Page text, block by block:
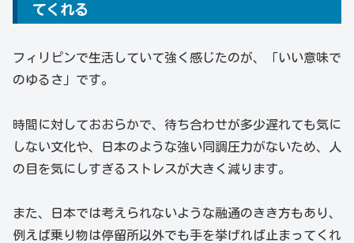
てくれる
フィリピンで生活していて強く感じたのが、「いい意味で
のゆるさ」です。
時間に対しておおらかで、待ち合わせが多少遅れても気に
しない文化や、日本のような強い同調圧力がないため、人
の目を気にしすぎるストレスが大きく減ります。
また、日本では考えられないような融通のきき方もあり、
例えば乗り物は停留所以外でも手を挙げれば止まってくれ